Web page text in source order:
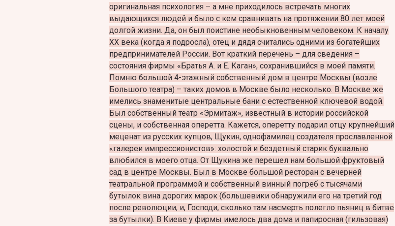
оригинальная психология – а мне приходилось встречать многих
выдающихся людей и было с кем сравнивать на протяжении 80 лет моей
долгой жизни. Да, он был поистине необыкновенным человеком. К началу
ХХ века (когда я подросла), отец и дядя считались одними из богатейших
предпринимателей России. Вот краткий перечень – для сведения –
состояния фирмы «Братья А. и Е. Каган», сохранившийся в моей памяти.
Помню большой 4-этажный собственный дом в центре Москвы (возле
Большого театра) – таких домов в Москве было несколько. В Москве же
имелись знаменитые центральные бани с естественной ключевой водой.
Был собственный театр «Эрмитаж», известный в истории российской
сцены, и собственная оперетта. Кажется, оперетту подарил отцу крупнейший
меценат из русских купцов, Щукин, однофамилец создателя прославленной
«галереи импрессионистов»: холостой и бездетный старик буквально
влюбился в моего отца. От Щукина же перешел нам большой фруктовый
сад в центре Москвы. Был в Москве большой ресторан с вечерней
театральной программой и собственный винный погреб с тысячами
бутылок вина дорогих марок (большевики обнаружили его на третий год
после революции, и, Господи, сколько там насмерть полегло пьяниц в битве
за бутылки). В Киеве у фирмы имелось два дома и папиросная (гильзовая)